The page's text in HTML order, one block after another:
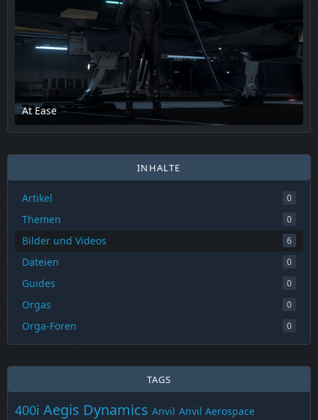
At Ease
17. Februar 2025 um 13:55
INHALTE
Artikel 0
Themen 0
Bilder und Videos 6
Dateien 0
Guides 0
Orgas 0
Orga-Foren 0
TAGS
400i Aegis Dynamics Anvil Anvil Aerospace